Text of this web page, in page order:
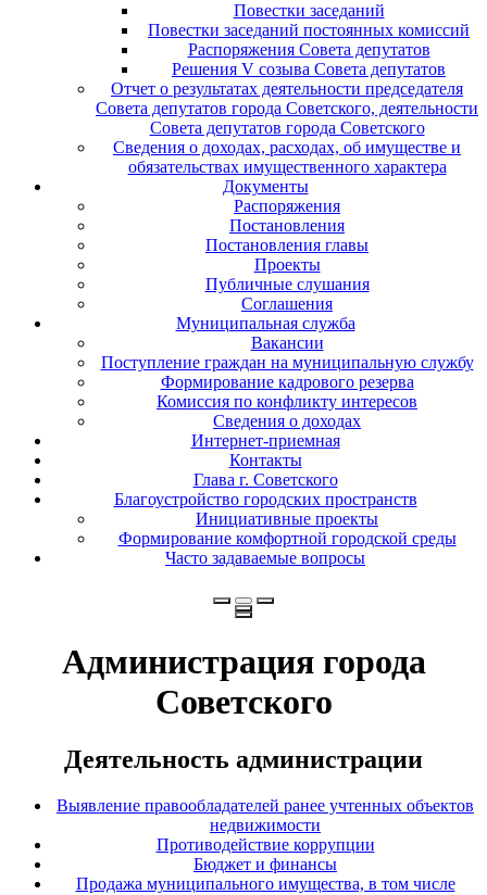
Повестки заседаний
Повестки заседаний постоянных комиссий
Распоряжения Совета депутатов
Решения V созыва Совета депутатов
Отчет о результатах деятельности председателя
Совета депутатов города Советского, деятельности
Совета депутатов города Советского
Сведения о доходах, расходах, об имуществе и
обязательствах имущественного характера
Документы
Распоряжения
Постановления
Постановления главы
Проекты
Публичные слушания
Соглашения
Муниципальная служба
Вакансии
Поступление граждан на муниципальную службу
Формирование кадрового резерва
Комиссия по конфликту интересов
Сведения о доходах
Интернет-приемная
Контакты
Глава г. Советского
Благоустройство городских пространств
Инициативные проекты
Формирование комфортной городской среды
Часто задаваемые вопросы
Администрация города
Советского
Деятельность администрации
Выявление правообладателей ранее учтенных объектов
недвижимости
Противодействие коррупции
Бюджет и финансы
Продажа муниципального имущества, в том числе